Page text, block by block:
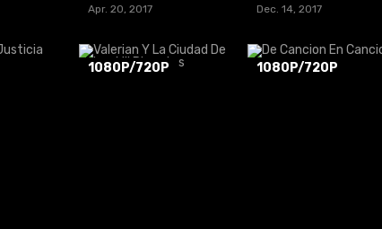
Apr. 20, 2017 Dec. 14, 2017
1080P/720P 1080P/720P